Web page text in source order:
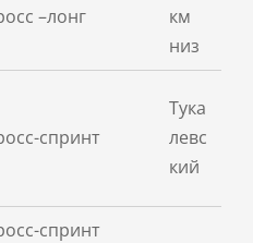
–лонг
км
низ
спринт
Тука
левс
кий
спринт